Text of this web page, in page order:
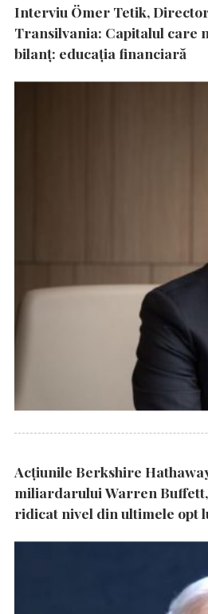
Interviu Ömer Tetik,
Transilvania: Capitalul care
bilanț: educația financiară
Acțiunile Berkshire
miliardarului Warren
ridicat nivel din ultimele opt